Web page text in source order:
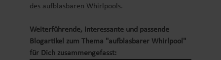
des aufblasbaren Whirlpools.
Weiterführende, interessante und passende
Blogartikel zum Thema "aufblasbarer Whirlpool"
für Dich zusammengefasst: